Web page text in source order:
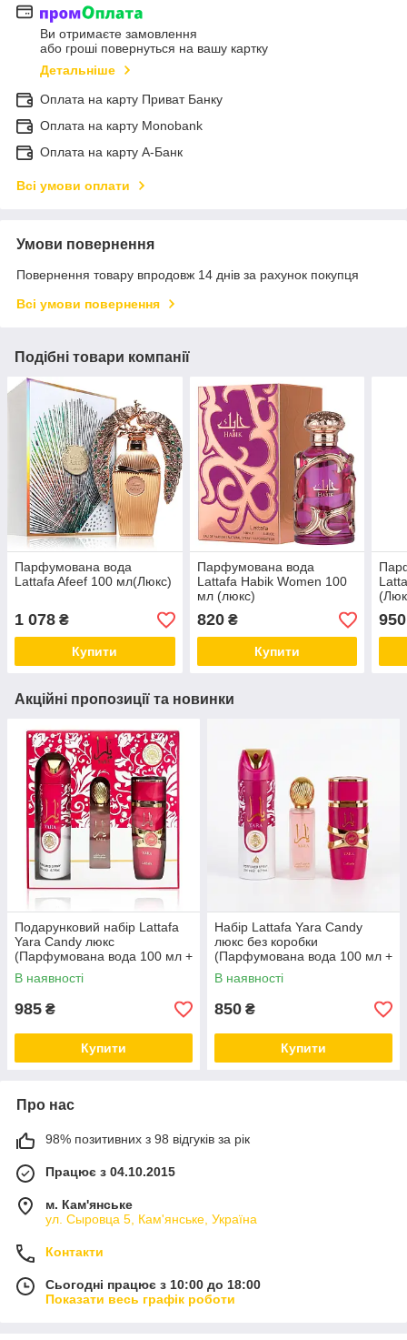
Ви отримаєте замовлення
або гроші повернуться на вашу картку
Детальніше
Оплата на карту Приват Банку
Оплата на карту Monobank
Оплата на карту А-Банк
Всі умови оплати
Умови повернення
Повернення товару впродовж 14 днів за рахунок покупця
Всі умови повернення
Подібні товари компанії
Парфумована вода
Lattafa Afeef 100 мл(Люкс)
1 078 ₴
Купити
Парфумована вода
Lattafa Habik Women 100
мл (люкс)
820₴
Купити
950
Акційні пропозиції та новинки
Подарунковий набір Lattafa
Yara Candy люкс
(Парфумована вода 100 мл +
Міст для волосся 50 мл +
Дезодорант 200 мл)
В наявності
985 ₴
Купити
Набір Lattafa Yara Candy
люкс без коробки
(Парфумована вода 100 мл +
Міст для волосся 50 мл +
Дезодорант 200 мл)
В наявності
850 ₴
Купити
Про нас
98% позитивних з 98 відгуків за рік
Працює з 04.10.2015
м. Кам'янське
ул. Сыровца 5, Кам'янське, Україна
Контакти
Сьогодні працює з 10:00 до 18:00
Показати весь графік роботи